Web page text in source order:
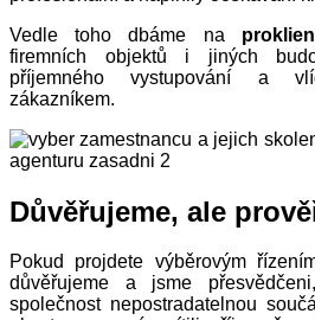
Vedle toho dbáme na
firemních objektů i jiných
příjemného vystupování a
zákazníkem.
Důvěřujeme, ale
Pokud projdete výběrovým
důvěřujeme a jsme
společnost nepostradatelnou